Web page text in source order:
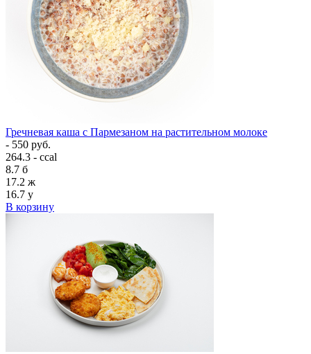
Гречневая каша с Пармезаном на растительном молоке
- 550 руб.
264.3 - ccal
8.7 б
17.2 ж
16.7 у
В корзину